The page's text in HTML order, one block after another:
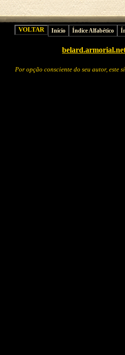
Início Índice Alfabético
Por opção consciente do seu autor, este